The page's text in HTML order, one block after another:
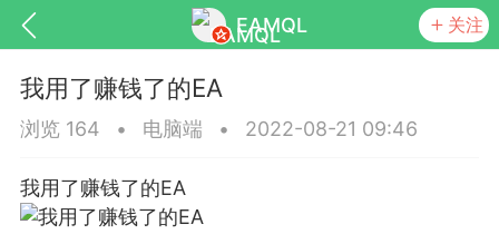
EAMQL 关注
匿名树洞 发起挑战
我用了赚钱了的EA
浏览 164 • 电脑端 • 2022-08-21 09:46
我用了赚钱了的EA